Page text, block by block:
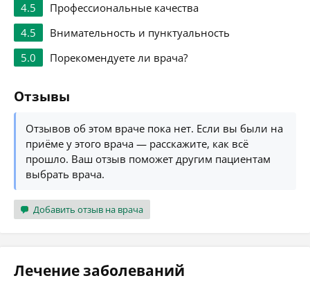
4.5
Профессиональные качества
4.5
Внимательность и пунктуальность
5.0
Порекомендуете ли врача?
Отзывы
Отзывов об этом враче пока нет. Если вы были на
приёме у этого врача — расскажите, как всё
прошло. Ваш отзыв поможет другим пациентам
выбрать врача.
Добавить отзыв на врача
Лечение заболеваний